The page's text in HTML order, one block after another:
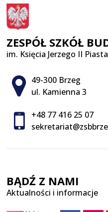
ZESPÓŁ SZKÓŁ
im. Księcia Jerzego II
Adres pocztowy:
49-300 Brzeg
ul. Kamienna 3
+48 77 416 25 07
BĄDŹ Z NAMI
Aktualności i informacje